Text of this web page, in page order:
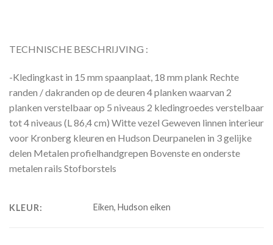
TECHNISCHE BESCHRIJVING :
-Kledingkast in 15 mm spaanplaat, 18 mm plank Rechte
randen / dakranden op de deuren 4 planken waarvan 2
planken verstelbaar op 5 niveaus 2 kledingroedes verstelbaar
tot 4 niveaus (L 86,4 cm) Witte vezel Geweven linnen interieur
voor Kronberg kleuren en Hudson Deurpanelen in 3 gelijke
delen Metalen profielhandgrepen Bovenste en onderste
metalen rails Stofborstels
KLEUR: Eiken, Hudson eiken